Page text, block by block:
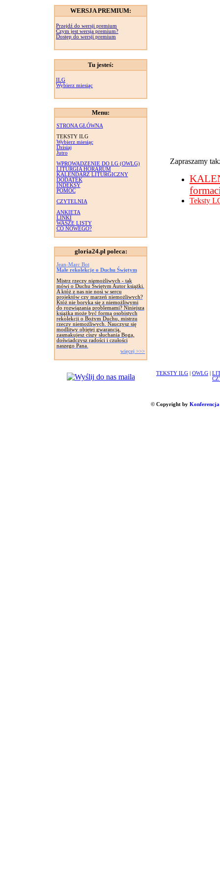
WERSJA PREMIUM:
Przejdź do wersji premium
Czym jest wersja premium?
Dostęp do wersji premium
Tu jesteś:
ILG
Wybierz miesiąc
Menu:
STRONA GŁÓWNA
TEKSTY ILG
Wybierz miesiąc
Dzisiaj
Jutro
WPROWADZENIE DO LG (OWLG)
LITURGIA HORARUM
KALENDARZ LITURGICZNY
DODATEK
INDEKSY
POMOC
CZYTELNIA
ANKIETA
LINKI
WASZE LISTY
CO NOWEGO?
gloria24.pl poleca:
Jean-Marc Bot
Małe rekolekcje o Duchu Świętym
Mistrz rzeczy niemożliwych - tak
mówi o Duchu Świętym Autor książki.
A któż z nas nie nosi w sercu
projektów czy marzeń niemożliwych?
Któż nie boryka się z niemożliwymi
do rozwiązania problemami? Niniejsza
książka może być formą osobistych
rekolekcji o Bożym Duchu, mistrzu
rzeczy niemożliwych. Nauczysz się
modlitwy objętej gwarancją,
zasmakujesz ciszy słuchania Boga,
doświadczysz radości i czułości
naszego Pana.
więcej >>>
Zapraszamy
Teksty
TEKSTY ILG OWLG
© Copyright by Konferencja